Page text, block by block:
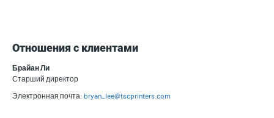
Отношения с клиентами
Брайан Ли
Старший директор
Электронная почта: bryan_lee@tscprinters.com